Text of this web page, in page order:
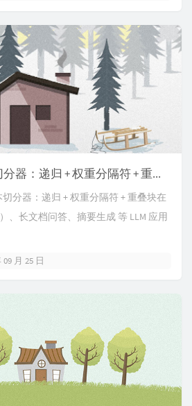
🚀 中文Token文本切分器：递归 + 权重分隔符 + 重叠块
分器：递归 + 权重分隔符 + 重叠块在
、长文档问答、摘要生成 等 LLM 应用
09 月 25 日